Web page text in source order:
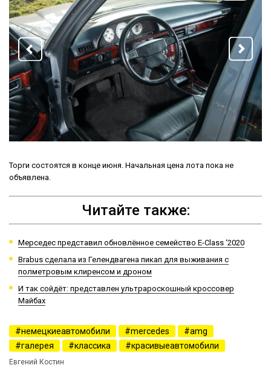
Торги состоятся в конце июня. Начальная цена лота пока не
объявлена.
Читайте также:
Мерседес представил обновлённое семейство E-Class ‘2020
Brabus сделала из Гелендвагена пикап для выживания с
полметровым клиренсом и дроном
И так сойдёт: представлен ультрароскошный кроссовер
Майбах
немецкиеавтомобили mercedes
amg
галерея
классика красивыеавтомобили
Евгений Костин